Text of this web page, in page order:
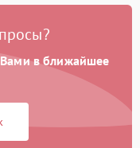
Подробнее →
Вами в ближайшее